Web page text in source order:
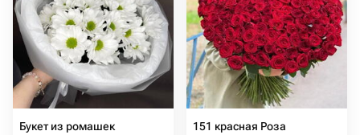
Букет из ромашек 151 красная Роза